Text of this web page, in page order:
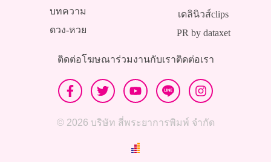
บทความ
ดวง-หวย
เดลินิวส์clips
PR by dataxet
ติดต่อโฆษณาร่วมงานกับเราติดต่อเรา
© 2026 บริษัท สี่พระยาการพิมพ์ จำกัด